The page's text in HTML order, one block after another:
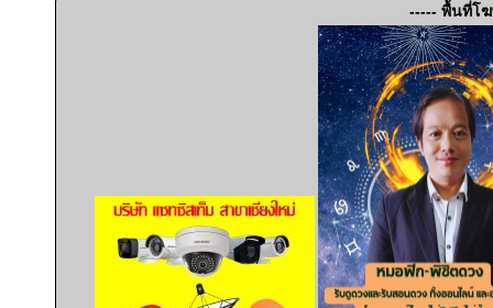
----- พื้นที่โ